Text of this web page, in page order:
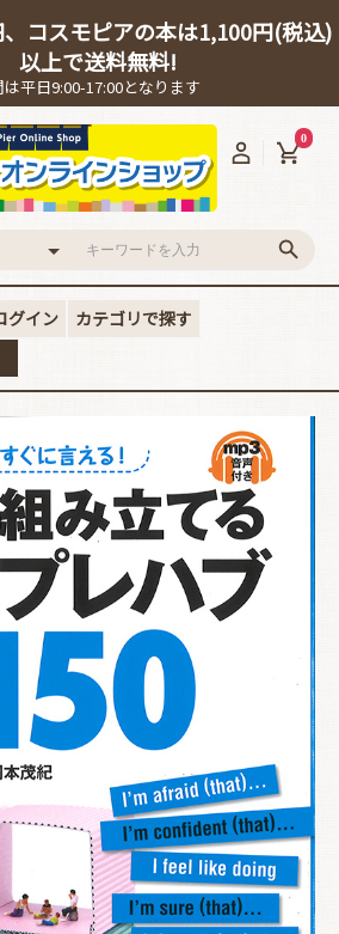
コスモピアの本は1,100円(税込)
以上で送料無料!
平日9:00-17:00となります
0
グイン
カテゴリで探す